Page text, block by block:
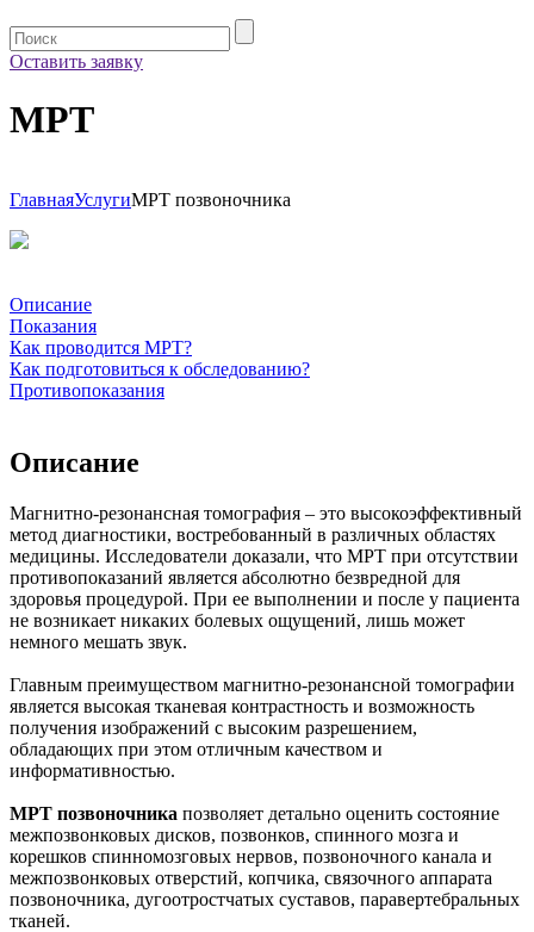
Оставить заявку
МРТ
ГлавнаяУслугиМРТ позвоночника
Описание
Показания
Как проводится МРТ?
Как подготовиться к обследованию?
Противопоказания
Описание
Магнитно-резонансная томография – это высокоэффективный
метод диагностики, востребованный в различных областях
медицины. Исследователи доказали, что МРТ при отсутствии
противопоказаний является абсолютно безвредной для
здоровья процедурой. При ее выполнении и после у пациента
не возникает никаких болевых ощущений, лишь может
немного мешать звук.
Главным преимуществом магнитно-резонансной томографии
является высокая тканевая контрастность и возможность
получения изображений с высоким разрешением,
обладающих при этом отличным качеством и
информативностью.
МРТ позвоночника позволяет детально оценить состояние
межпозвонковых дисков, позвонков, спинного мозга и
корешков спинномозговых нервов, позвоночного канала и
межпозвонковых отверстий, копчика, связочного аппарата
позвоночника, дугоотростчатых суставов, паравертебральных
тканей.